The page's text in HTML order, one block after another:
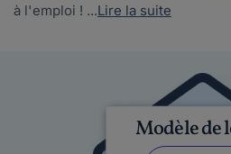
Modèle de
à l'emploi ! ...Lire la suite